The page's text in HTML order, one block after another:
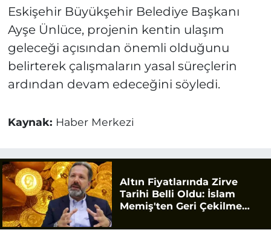
Eskişehir Büyükşehir Belediye Başkanı
Ayşe Ünlüce, projenin kentin ulaşım
geleceği açısından önemli olduğunu
belirterek çalışmaların yasal süreçlerin
ardından devam edeceğini söyledi.
Kaynak: Haber Merkezi
Altın Fiyatlarında Zirve
Tarihi Belli Oldu: İslam
Memiş'ten Geri Çekilme